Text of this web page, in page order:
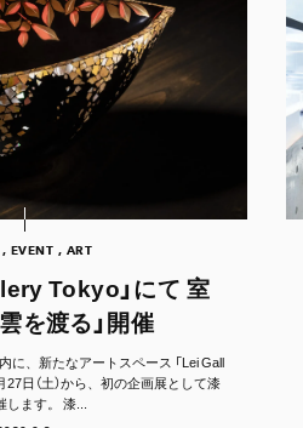
EVENT , ART
Tokyo」にて 室
を渡る」開催
に、新たなアートスペース 「Lei Gall
日（土）から、初の企画展として漆
します。 漆...